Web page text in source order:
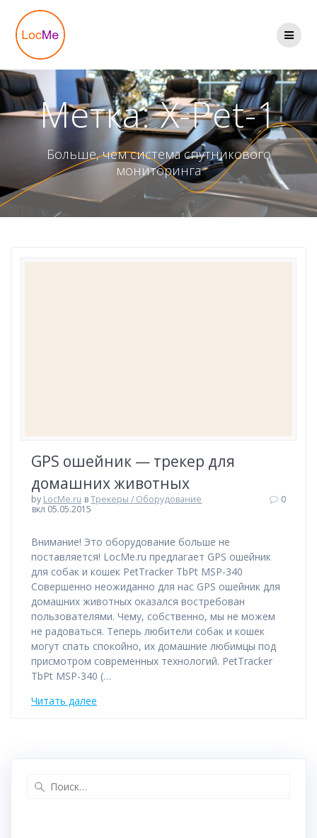
Метка:X-Pet-1
Больше, чем система спутникового
мониторинга
GPS ошейник — трекер для
домашних животных
by LocMe.ru вТрекеры / Оборудование
вкл 05.05.2015
0
Внимание! Это оборудование больше не
поставляется! LocMe.ru предлагает GPS ошейник
для собак и кошек PetTracker TbPt MSP-340
Совершенно неожиданно для нас GPS ошейник для
домашних животных оказался востребован
пользователями. Чему, собственно, мы не можем
не радоваться. Теперь любители собак и кошек
могут спать спокойно, их домашние любимцы под
присмотром современных технологий. PetTracker
TbPt MSP-340 (…
Читать далее